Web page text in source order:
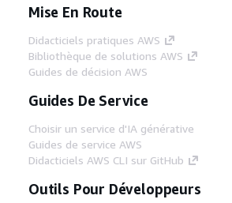
Mise En Route
Didacticiels pratiques AWS
Bibliothèque de solutions AWS
Guides de décision AWS
Guides De Service
Choisir un service d'IA générative
Guides de service AWS
Didacticiels AWS CLI sur GitHub
Outils Pour Développeurs